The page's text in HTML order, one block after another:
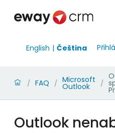
English Čeština
/ FAQ / Microsoft
Outlook /
Outlook